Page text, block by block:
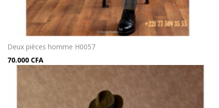
Deux pièces homme H0057
70.000 CFA